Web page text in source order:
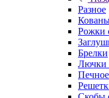
Разное
Рожки
Брелки
Лючки